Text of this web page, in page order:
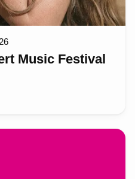
Music Festival